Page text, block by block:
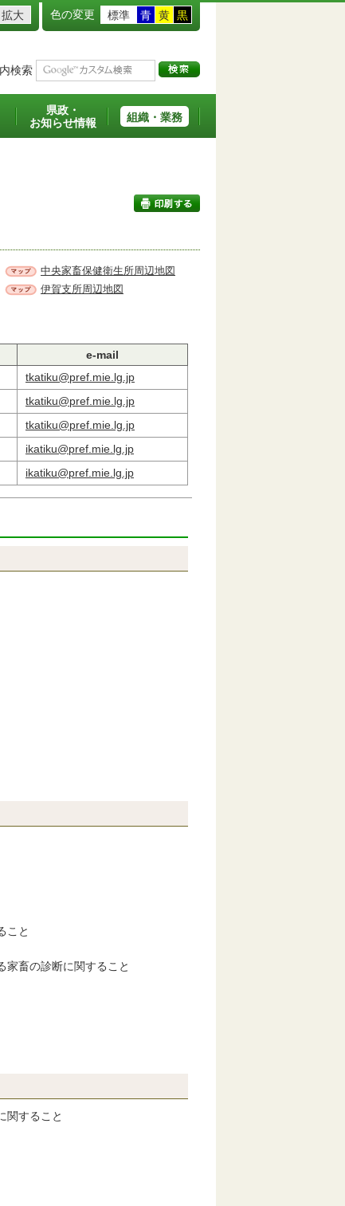
拡大 色の変更 標準 青 黄 黒
検索
県政・
お知らせ情報
組織・業務
印刷する
中央家畜保健衛生所周辺地図
伊賀支所周辺地図
e-mail
tkatiku@pref.mie.lg.jp
tkatiku@pref.mie.lg.jp
tkatiku@pref.mie.lg.jp
ikatiku@pref.mie.lg.jp
ikatiku@pref.mie.lg.jp
こと
家畜の診断に関すること
関すること